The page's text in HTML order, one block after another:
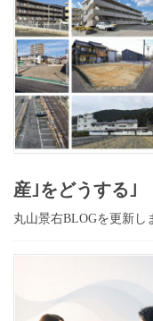
産｣をどうする｣
丸山景右BLOGを更新し